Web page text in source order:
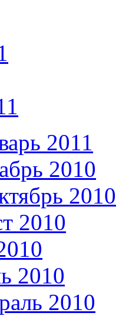
2011
2010
2010
2010
2010
2010